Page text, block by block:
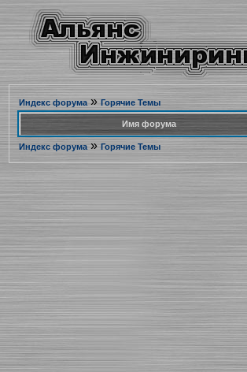
Индекс форума» Горячие Темы
Имя форума
Индекс форума» Горячие Темы